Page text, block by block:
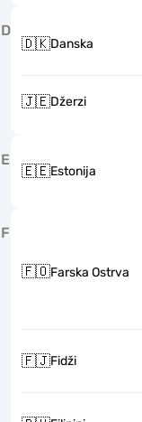
D
🇩🇰Danska
🇯🇪Džerzi
E
🇪🇪Estonija
F
🇫🇴Farska Ostrva
🇫🇯Fidži